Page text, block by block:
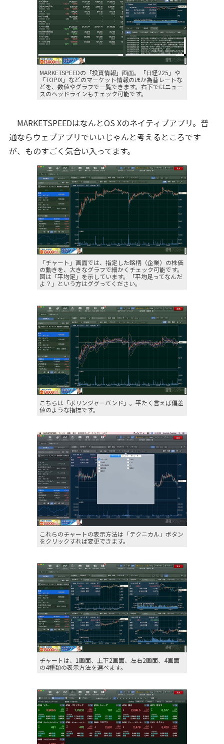
MARKETSPEEDの「投資情報」画面。「日経225」や
「TOPIX」などのマーケット情報のほか為替レートな
どを、数値やグラフで一覧できます。右下ではニュー
スのヘッドラインもチェック可能です。
MARKETSPEEDはなんとOS Xのネイティブアプリ。普
通ならウェブアプリでいいじゃんと考えるところです
が、ものすごく気合い入ってます。
「チャート」画面では、指定した銘柄（企業）の株価
の動きを、大きなグラフで細かくチェック可能です。
図は「平均足」を示しています。「平均足ってなんだ
よ？」という方はググってください。
こちらは「ボリンジャーバンド」。平たく言えば偏差
値のような指標です。
これらのチャートの表示方法は「テクニカル」ボタン
をクリックすれば変更できます。
チャートは、1画面、上下2画面、左右2画面、4画面
の4種類の表示方法を選べます。